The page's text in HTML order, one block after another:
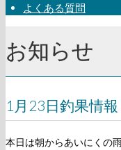
よくある質問
お知らせ
1月23日釣果情報
本日は朝からあいにくの